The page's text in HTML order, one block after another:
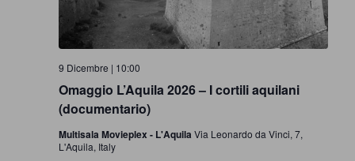
i
s
t
n
e
Omaggio L’Aquila 2026 – I cortili aquilani
(documentario)
9 Dicembre | 10:00
Multisala Movieplex - L'Aquila Via Leonardo da Vinci, 7,
L'Aquila, Italy